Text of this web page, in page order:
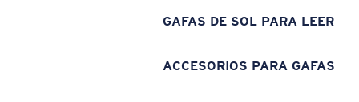
GAFAS DE SOL PARA LEER
ACCESORIOS PARA GAFAS